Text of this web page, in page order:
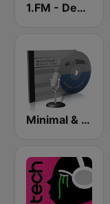
1.FM - Deep House
Minimal & Techno on MixLive.ie